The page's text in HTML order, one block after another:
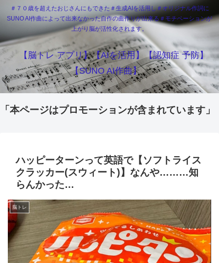
＃７０歳を超えたおじさんにもできた＃生成AIを活用し＃オリジナル作詞に
SUNO AI作曲によって出来なかった自作の曲作りが出来る＃モチベーションが
上がり脳が活性化されます。
【脳トレ アプリ】【AIを活用】【認知症 予防】
【SUNO AI作曲】
「本ページはプロモーションが含まれています」
ハッピーターンって英語で【ソフトライス
クラッカー(スウィート)】なんや………知
らんかった…
脳トレ